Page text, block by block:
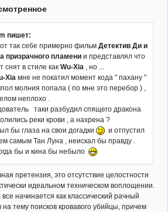
пишет:
так себе примерно фильм Детектив Ди и
призрачного пламени и представлял что
снят в стиле как Wu-Xia , но ...
Xia мне не покатил момент кода " пахану "
молния попала ( по мне это перебор ) ,
неплохо .
таки разбудил спящего дракона
реки крови , а нахрена ?
бы глаза на свои догадки
и отпустил
самым Тан Луна , неискал бы правду .
бы и кина бы небыло
претензия, это отсутствие целостности
идеальном техническом воплощении.
начинается как классический рачный
на тему поисков кровавого убийцы, причем